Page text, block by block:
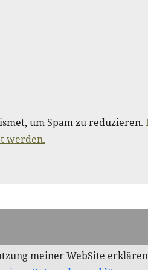
um Spam zu reduzieren.
werden.
meiner WebSite